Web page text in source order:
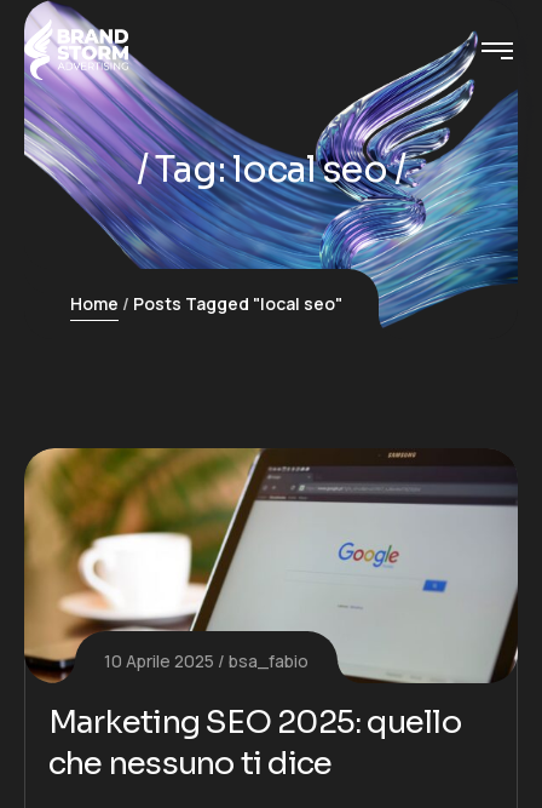
Tag:local seo
Home Posts Tagged "local seo"
10 Aprile 2025 bsa_fabio
Marketing SEO 2025: quello
che nessuno ti dice